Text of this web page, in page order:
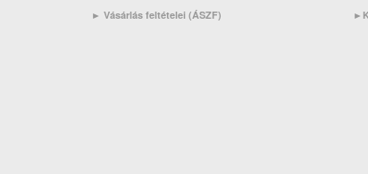
► Vásárlás feltételei (ÁSZF)
►